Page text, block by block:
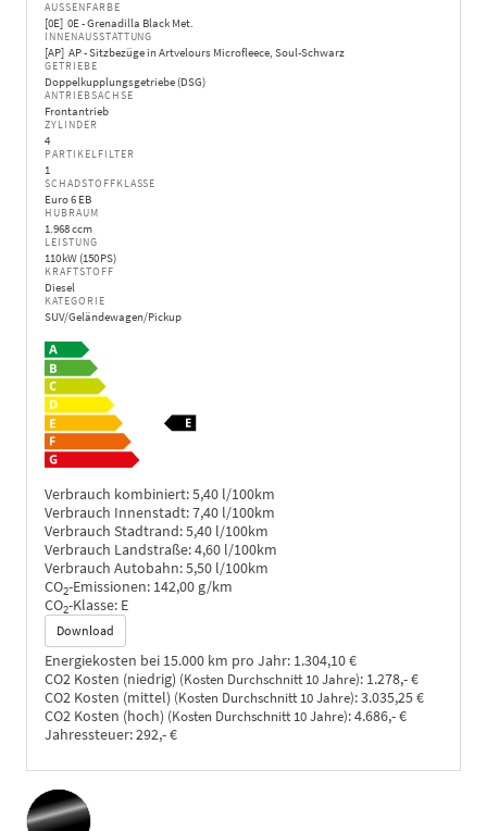
AUSSENFARBE
0E 0E - Grenadilla Black Met.
INNENAUSSTATTUNG
AP AP - Sitzbezüge in Artvelours Microfleece, Soul-Schwarz
GETRIEBE
Doppelkupplungsgetriebe (DSG)
ANTRIEBSACHSE
Frontantrieb
ZYLINDER
4
PARTIKELFILTER
1
SCHADSTOFFKLASSE
Euro 6 EB
HUBRAUM
1.968 ccm
LEISTUNG
110 kW (150 PS)
KRAFTSTOFF
Diesel
KATEGORIE
SUV/Geländewagen/Pickup
Verbrauch kombiniert:5,40 l/100km
Verbrauch Innenstadt:7,40 l/100km
Verbrauch Stadtrand:5,40 l/100km
Verbrauch Landstraße:4,60 l/100km
Verbrauch Autobahn:5,50 l/100km
CO2-Emissionen: 142,00 g/km
CO2-Klasse: E
Download
Energiekosten bei 15.000 km pro Jahr: 1.304,10 €
CO2 Kosten (niedrig) (Kosten Durchschnitt 10 Jahre): 1.278,- €
CO2 Kosten (mittel) (Kosten Durchschnitt 10 Jahre):3.035,25 €
CO2 Kosten (hoch) (Kosten Durchschnitt 10 Jahre):4.686,- €
Jahressteuer:292,- €